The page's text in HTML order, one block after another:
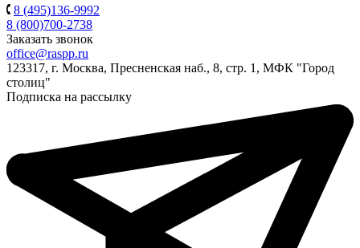
8 (495)136-9992
8 (800)700-2738
Заказать звонок
office@raspp.ru
123317, г. Москва, Пресненская наб., 8, стр. 1, МФК "Город
столиц"
Подписка на рассылку